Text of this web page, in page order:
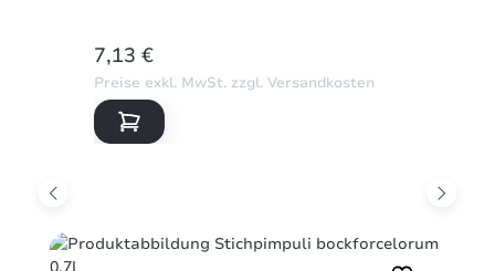
REGULÄRER PREIS:
7,13 €
Preise exkl. MwSt. zzgl. Versandkosten